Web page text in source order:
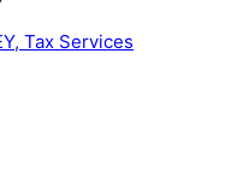
Tax Services